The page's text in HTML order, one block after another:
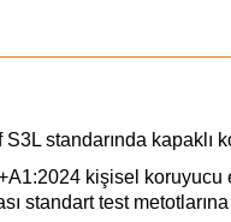
standarında kapaklı
kişisel koruyucu
standart test